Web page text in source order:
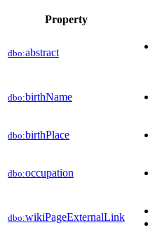
Property
dbo:abstract
dbo:birthName
dbo:birthPlace
dbo:occupation
dbo:wikiPageExternalLink